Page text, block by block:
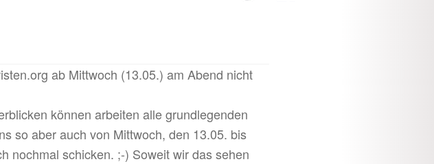
ab Mittwoch (13.05.) am Abend nicht
können arbeiten alle grundlegenden
so aber auch von Mittwoch, den 13.05. bis
nochmal schicken. ;-) Soweit wir das sehen